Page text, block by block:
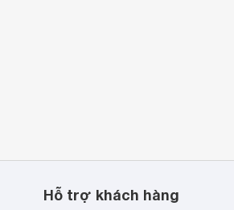
Hỗ trợ khách hàng